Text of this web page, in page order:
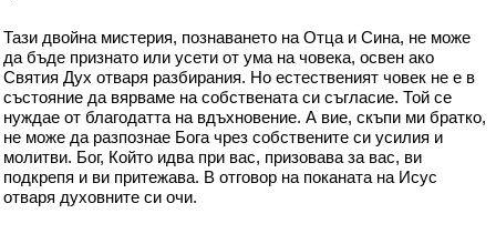
Тази двойна мистерия, познаването на Отца и Сина, не може
да бъде признато или усети от ума на човека, освен ако
Святия Дух отваря разбирания. Но естественият човек не е в
състояние да вярваме на собствената си съгласие. Той се
нуждае от благодатта на вдъхновение. А вие, скъпи ми братко,
не може да разпознае Бога чрез собствените си усилия и
молитви. Бог, Който идва при вас, призовава за вас, ви
подкрепя и ви притежава. В отговор на поканата на Исус
отваря духовните си очи.